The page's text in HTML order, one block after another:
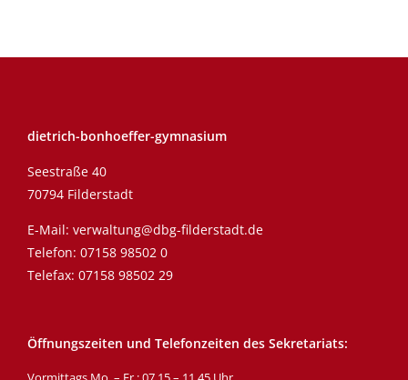
dietrich-bonhoeffer-gymnasium
Seestraße 40
70794 Filderstadt
E-Mail: verwaltung@dbg-filderstadt.de
Telefon: 07158 98502 0
Telefax: 07158 98502 29
Öffnungszeiten und Telefonzeiten des Sekretariats: